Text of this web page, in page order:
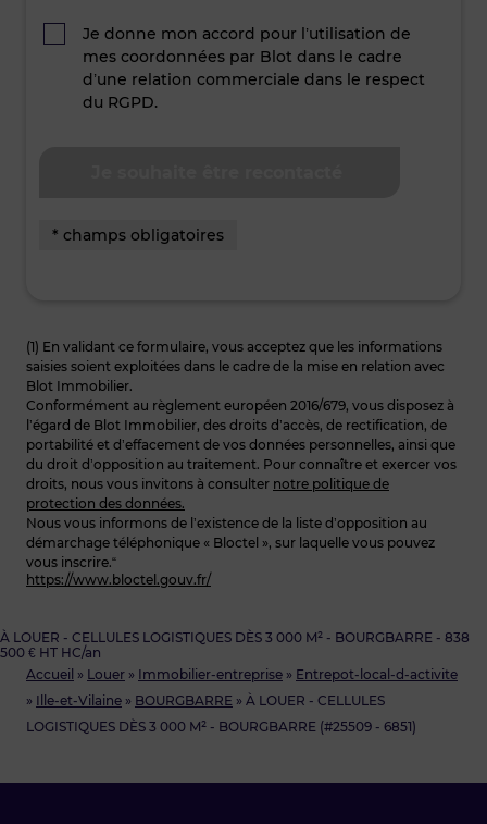
Accueil » Louer » Immobilier-entreprise » Entrepot-local-d-activite
» Ille-et-Vilaine » BOURGBARRE » À LOUER - CELLULES
LOGISTIQUES DÈS 3 000 M² - BOURGBARRE (#25509 - 6851)
À LOUER - CELLULES LOGISTIQUES DÈS 3 000 M² - BOURGBARRE - 838
500 € HT HC/an
Je donne mon accord pour l’utilisation de
mes coordonnées par Blot dans le cadre
d’une relation commerciale dans le respect
du RGPD.
* champs obligatoires
(1) En validant ce formulaire, vous acceptez que les informations
saisies soient exploitées dans le cadre de la mise en relation avec
Blot Immobilier.
Conformément au règlement européen 2016/679, vous disposez à
l’égard de Blot Immobilier, des droits d’accès, de rectification, de
portabilité et d’effacement de vos données personnelles, ainsi que
du droit d’opposition au traitement. Pour connaître et exercer vos
droits, nous vous invitons à consulter notre politique de
protection des données.
Nous vous informons de l’existence de la liste d’opposition au
démarchage téléphonique « Bloctel », sur laquelle vous pouvez
vous inscrire.“
https://www.bloctel.gouv.fr/